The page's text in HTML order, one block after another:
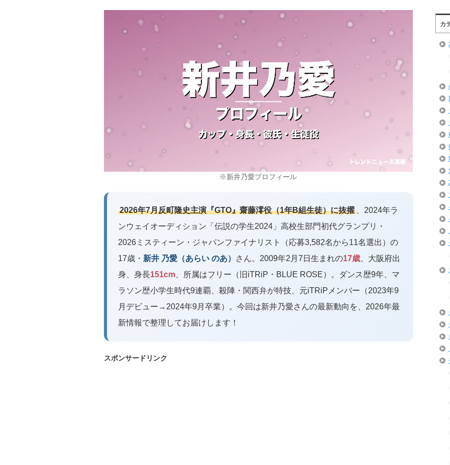
※新井乃愛プロフィール
2026年7月反町隆史主演『GTO』齋藤澪役（1年B組生徒）に抜擢
、2024年ラ
ンウェイオーディション「伝説の学生2024」高校生部門初代グランプリ・
2026ミスティーン・ジャパンファイナリスト（応募3,582名から11名選出）の
17歳・ 新井 乃愛（あらい のあ） さん。2009年2月7日生まれの17歳 、大阪府出
身、身長151cm 、所属はフリー（旧iTRiP・BLUE ROSE）。ダンス歴9年、マ
ラソン歴小学生時代9連覇、殺陣・関西弁が特技、元iTRiPメンバー（2023年9
月デビュー→2024年9月卒業）。今回は新井乃愛さんの最新動向を、2026年最
新情報で整理してお届けします！
スポンサードリンク
カ